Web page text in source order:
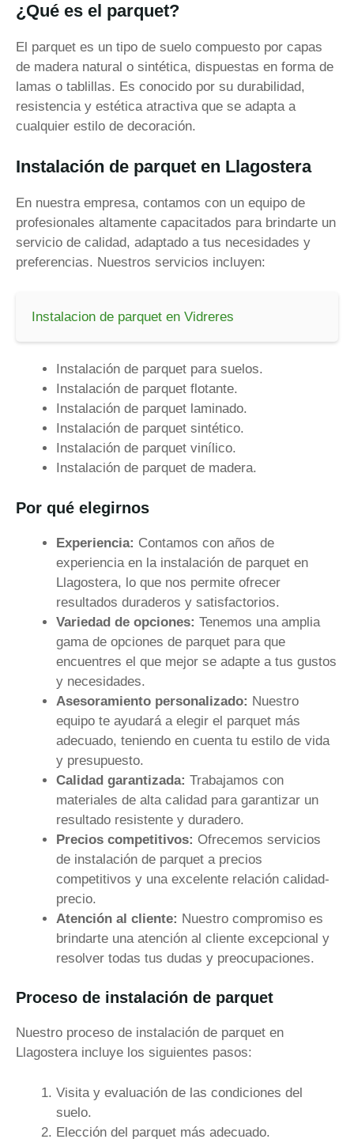
¿Qué es el parquet?
El parquet es un tipo de suelo compuesto por capas
de madera natural o sintética, dispuestas en forma de
lamas o tablillas. Es conocido por su durabilidad,
resistencia y estética atractiva que se adapta a
cualquier estilo de decoración.
Instalación de parquet en Llagostera
En nuestra empresa, contamos con un equipo de
profesionales altamente capacitados para brindarte un
servicio de calidad, adaptado a tus necesidades y
preferencias. Nuestros servicios incluyen:
Instalacion de parquet en Vidreres
Instalación de parquet para suelos.
Instalación de parquet flotante.
Instalación de parquet laminado.
Instalación de parquet sintético.
Instalación de parquet vinílico.
Instalación de parquet de madera.
Por qué elegirnos
Experiencia: Contamos con años de
experiencia en la instalación de parquet en
Llagostera, lo que nos permite ofrecer
resultados duraderos y satisfactorios.
Variedad de opciones: Tenemos una amplia
gama de opciones de parquet para que
encuentres el que mejor se adapte a tus gustos
y necesidades.
Asesoramiento personalizado: Nuestro
equipo te ayudará a elegir el parquet más
adecuado, teniendo en cuenta tu estilo de vida
y presupuesto.
Calidad garantizada: Trabajamos con
materiales de alta calidad para garantizar un
resultado resistente y duradero.
Precios competitivos: Ofrecemos servicios
de instalación de parquet a precios
competitivos y una excelente relación calidad-
precio.
Atención al cliente: Nuestro compromiso es
brindarte una atención al cliente excepcional y
resolver todas tus dudas y preocupaciones.
Proceso de instalación de parquet
Nuestro proceso de instalación de parquet en
Llagostera incluye los siguientes pasos:
Visita y evaluación de las condiciones del
suelo.
Elección del parquet más adecuado.